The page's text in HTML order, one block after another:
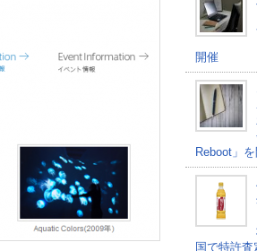
開催
Reboot」
国で特許査